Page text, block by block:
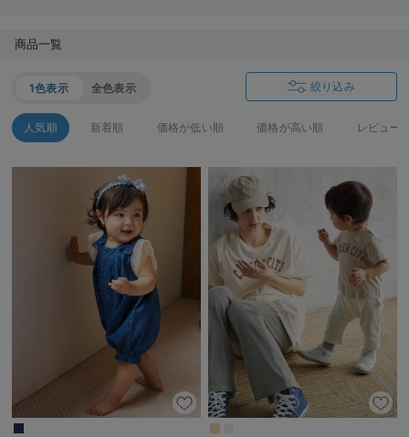
商品一覧
1色表示 全色表示 絞り込み
人気順 新着順 価格が低い順 価格が高い順 レビュー